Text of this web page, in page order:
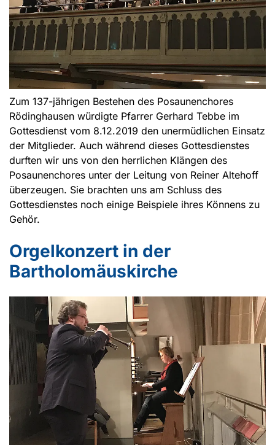
Zum 137-jährigen Bestehen des Posaunenchores
Rödinghausen würdigte Pfarrer Gerhard Tebbe im
Gottesdienst vom 8.12.2019 den unermüdlichen Einsatz
der Mitglieder. Auch während dieses Gottesdienstes
durften wir uns von den herrlichen Klängen des
Posaunenchores unter der Leitung von Reiner Altehoff
überzeugen. Sie brachten uns am Schluss des
Gottesdienstes noch einige Beispiele ihres Könnens zu
Gehör.
Orgelkonzert in der
Bartholomäuskirche